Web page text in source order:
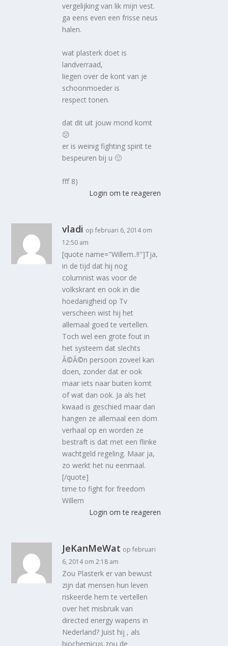
vergelijking van lik mijn vest.
ga eens even een frisse neus
halen.
wat plasterk doet is
landverraad,
liegen over de kont van je
schoonmoeder is
respect tonen.
dat dit uit jouw mond komt
😕
er is weinig fighting spirit te
bespeuren bij u 🙁
fff 8)
Login om te reageren
vladi op februari 6, 2014 om
12:50 am
[quote name="Willem..!!"]Tja,
in de tijd dat hij nog
columnist was voor de
volkskrant en ook in die
hoedanigheid op Tv
verscheen wist hij het
allemaal goed te vertellen.
Toch wel een grote fout in
het systeem dat slechts
Ã©Ã©n persoon zoveel kan
doen, zonder dat er ook
maar iets naar buiten komt
of wat dan ook. Ja als het
kwaad is geschied maar dan
hangen ze allemaal een dom
verhaal op en worden ze
bestraft is dat met een flinke
wachtgeld regeling. Maar ja,
zo werkt het nu eenmaal.
[/quote]
time to fight for freedom
Willem
Login om te reageren
JeKanMeWat op februari
6, 2014 om 2:18 am
Zou Plasterk er van bewust
zijn dat mensen hun leven
riskeerde hem te vertellen
over het misbruik van
directed energy wapens in
Nederland? Juist hij , als
biochemicus zou de